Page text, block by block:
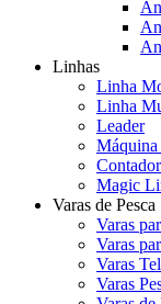
Linhas
Linha
Linha
Leader
Magic
Varas de Pesca
Varas
Varas
Varas
Varas